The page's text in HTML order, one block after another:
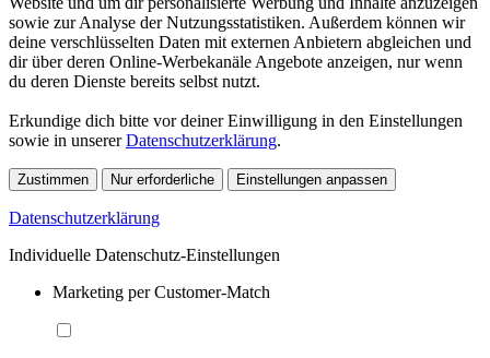
sowie zur Analyse der Nutzungsstatistiken. Außerdem können wir
deine verschlüsselten Daten mit externen Anbietern abgleichen und
dir über deren Online-Werbekanäle Angebote anzeigen, nur wenn
du deren Dienste bereits selbst nutzt.
Erkundige dich bitte vor deiner Einwilligung in den Einstellungen
sowie in unsererDatenschutzerklärung.
Zustimmen Nur erforderliche Einstellungen anpassen
Datenschutzerklärung
Individuelle Datenschutz-Einstellungen
Marketing per Customer-Match